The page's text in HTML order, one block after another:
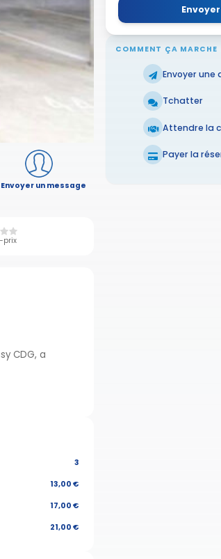
Envoyer un message
prix
COMMENT ÇA MARCHE
Envoyer une
Tchatter
Attendre la
Payer la
CDG, a
3
13,00 €
17,00 €
21,00 €